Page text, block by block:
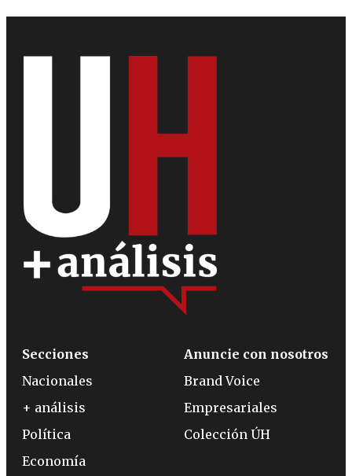
Secciones
Nacionales
+ análisis
Política
Economía
Anuncie con nosotros
Brand Voice
Empresariales
Colección ÚH